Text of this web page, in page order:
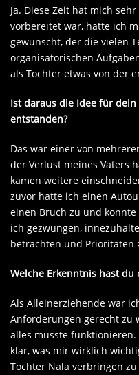
Ja. Diese Zeit hat mich
vorbereitet war, hätte ich
gewünscht, der die vielen
organisatorischen
als Tochter etwas von der
Ist daraus die Idee für
entstanden?
Das war einer von
der Verlust meines Vaters
kamen weitere
zuvor hatte ich einen
einen Bruch zu und
ich gezwungen,
betrachten und Prioritäten
Welche Erkenntnis hast du
Als Alleinerziehende war
Anforderungen gerecht zu
alles musste
klar, was mir wirklich
Tochter Nala verbringen